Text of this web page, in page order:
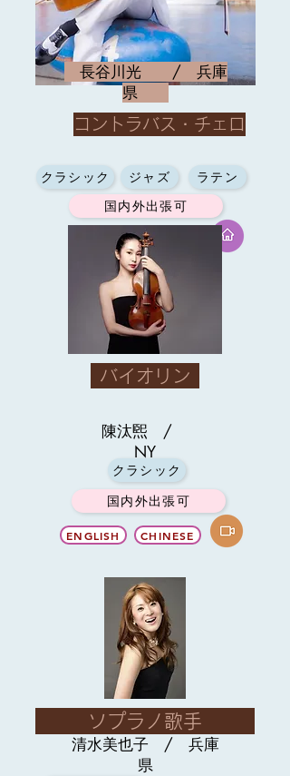
長谷川光 / 兵庫
県
コントラバス・チェロ
クラシック ジャズ
ラテン
国内外出張可
バイオリン
陳汰煕 /
NY
クラシック
国内外出張可
ENGLISH CHINESE
ソプラノ歌手
清水美也子 / 兵庫
県